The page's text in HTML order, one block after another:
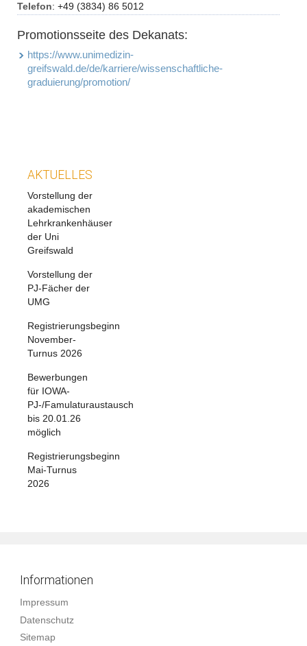
Telefon: +49 (3834) 86 5012
Promotionsseite des Dekanats:
https://www.unimedizin-
greifswald.de/de/karriere/wissenschaftliche-
graduierung/promotion/
AKTUELLES
Vorstellung der
akademischen
Lehrkrankenhäuser
der Uni
Greifswald
Vorstellung der
PJ-Fächer der
UMG
Registrierungsbeginn
November-
Turnus 2026
Bewerbungen
für IOWA-
PJ-/Famulaturaustausch
bis 20.01.26
möglich
Registrierungsbeginn
Mai-Turnus
2026
Informationen
Impressum
Datenschutz
Sitemap